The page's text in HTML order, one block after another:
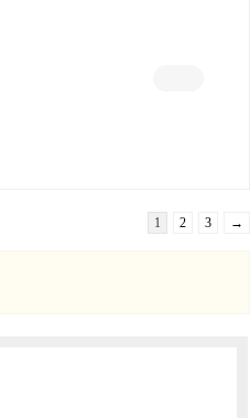
1 2 3 →